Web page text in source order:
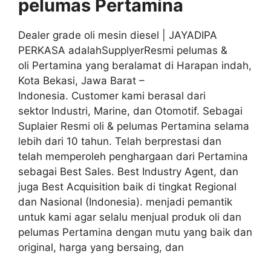
pelumas Pertamina
Dealer grade oli mesin diesel | JAYADIPA
PERKASA adalahSupplyerResmi pelumas &
oli Pertamina yang beralamat di Harapan indah,
Kota Bekasi, Jawa Barat –
Indonesia. Customer kami berasal dari
sektor Industri, Marine, dan Otomotif. Sebagai
Suplaier Resmi oli & pelumas Pertamina selama
lebih dari 10 tahun. Telah berprestasi dan
telah memperoleh penghargaan dari Pertamina
sebagai Best Sales. Best Industry Agent, dan
juga Best Acquisition baik di tingkat Regional
dan Nasional (Indonesia). menjadi pemantik
untuk kami agar selalu menjual produk oli dan
pelumas Pertamina dengan mutu yang baik dan
original, harga yang bersaing, dan